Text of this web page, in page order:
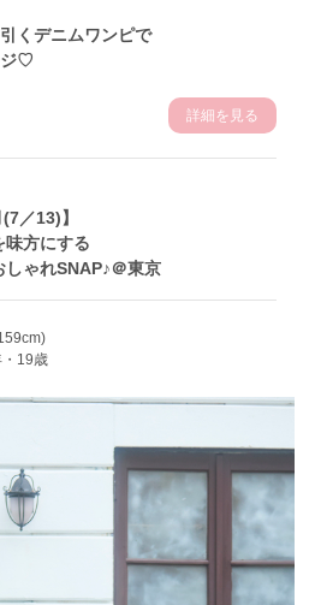
くデニムワンピで
ジ♡
詳細を見る
／13)】
味方にする
しゃれSNAP♪＠東京
19歳